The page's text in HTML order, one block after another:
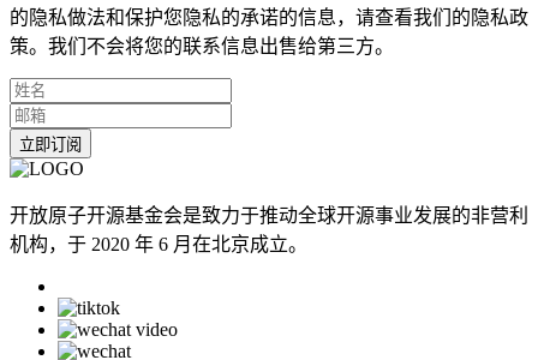
的隐私做法和保护您隐私的承诺的信息，请查看我们的隐私政
策。我们不会将您的联系信息出售给第三方。
立即订阅
开放原子开源基金会是致力于推动全球开源事业发展的非营利
机构，于 2020 年 6 月在北京成立。